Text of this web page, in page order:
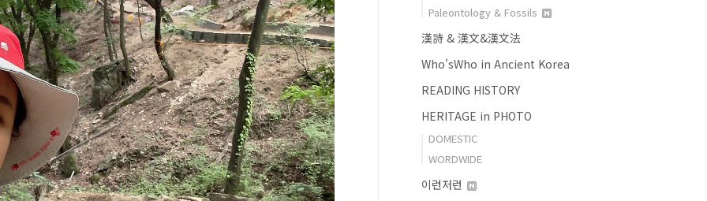
Paleontology & Fossils
漢詩 & 漢文&漢文法
Who'sWho in Ancient Korea
READING HISTORY
HERITAGE in PHOTO
DOMESTIC
WORDWIDE
이런저런